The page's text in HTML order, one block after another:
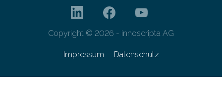
Copyright © 2026 - innoscripta AG
Impressum Datenschutz